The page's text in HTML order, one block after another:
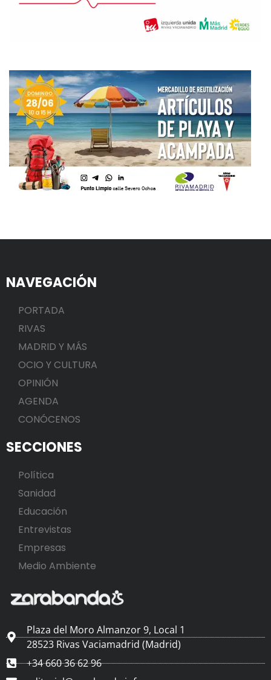
NAVEGACIÓN
PORTADA
RIVAS
MADRID Y MÁS
OCIO Y CULTURA
OPINIÓN
AGENDA
CONÓCENOS
SECCIONES
Política
Sanidad
Educación
Entrevistas
Empresas
Medio Ambiente
Plaza del Moro Almanzor 9, Local 1
28523 Rivas Vaciamadrid (Madrid)
+34 660 36 62 96